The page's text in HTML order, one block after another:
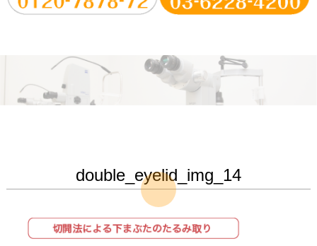
double_eyelid_img_14